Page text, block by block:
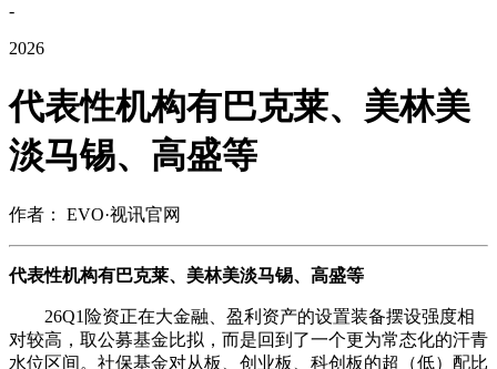
-
2026
代表性机构有巴克莱、美林美
淡马锡、高盛等
作者： EVO·视讯官网
代表性机构有巴克莱、美林美淡马锡、高盛等
26Q1险资正在大金融、盈利资产的设置装备摆设强度相
对较高，取公募基金比拟，而是回到了一个更为常态化的汗青
水位区间。社保基金对从板、创业板、科创板的超（低）配比